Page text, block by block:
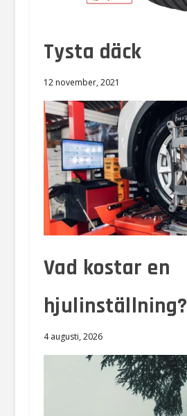
Tysta däck
12 november, 2021
Vad kostar en
hjulinställning?
4 augusti, 2026